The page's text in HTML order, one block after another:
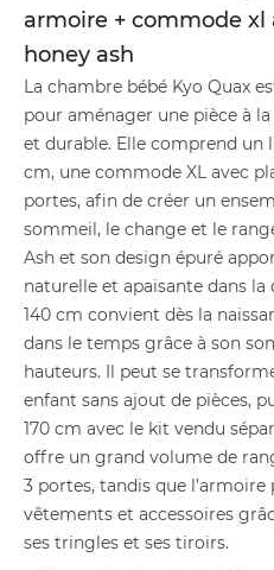
armoire + commode xl
honey ash
La chambre bébé Kyo Quax
pour aménager une pièce à
et durable. Elle comprend un
cm, une commode XL avec
portes, afin de créer un
sommeil, le change et le
Ash et son design épuré
naturelle et apaisante dans la
140 cm convient dès la
dans le temps grâce à son
hauteurs. Il peut se
enfant sans ajout de pièces,
170 cm avec le kit vendu
offre un grand volume de
3 portes, tandis que l’armoire
vêtements et accessoires
ses tringles et ses tiroirs.